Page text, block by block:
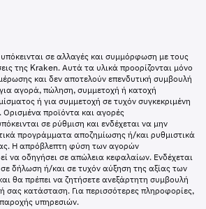
σε αλλαγές και συμμόρφωση με τους
της Kraken. Αυτά τα υλικά προορίζονται μόνο
και δεν αποτελούν επενδυτική συμβουλή
αγορά, πώληση, συμμετοχή ή κατοχή
ή για συμμετοχή σε τυχόν συγκεκριμένη
προϊόντα και αγορές
σε ρύθμιση και ενδέχεται να μην
προγράμματα αποζημίωσης ή/και ρυθμιστικά
Η απρόβλεπτη φύση των αγορών
να οδηγήσει σε απώλεια κεφαλαίων. Ενδέχεται
δήλωση ή/και σε τυχόν αύξηση της αξίας των
θα πρέπει να ζητήσετε ανεξάρτητη συμβουλή
σας κατάσταση. Για περισσότερες πληροφορίες,
υπηρεσιών.